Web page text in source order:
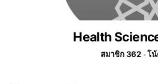
Health
สมาชิก 362 โน้